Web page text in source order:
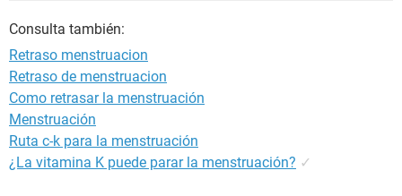
Consulta también:
Retraso menstruacion
Retraso de menstruacion
Como retrasar la menstruación
Menstruación
Ruta c-k para la menstruación
¿La vitamina K puede parar la menstruación? ✓